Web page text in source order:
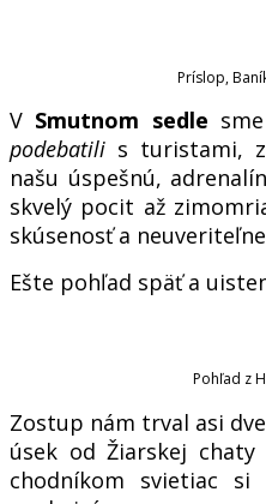
Príslop,
V Smutnom sedle
podebatili s turistami,
našu úspešnú,
skvelý pocit až
skúsenosť a
Ešte pohľad späť a
Pohľad z
Zostup nám trval asi
úsek od Žiarskej
chodníkom svietiac si